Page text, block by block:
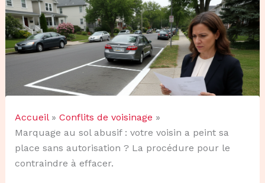
Accueil
Conflits de voisinage
Marquage au sol abusif : votre voisin a peint sa
place sans autorisation ? La procédure pour le
contraindre à effacer.